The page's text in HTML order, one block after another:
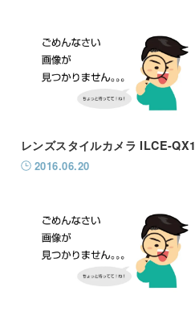
レンズスタイルカメラ ILCE-QX1
2016.06.20